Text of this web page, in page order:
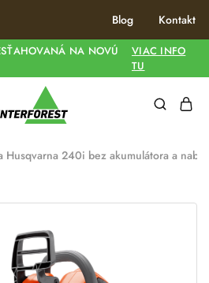
Blog Kontakt
NA NOVÚ
VIAC INFO
TU
Husqvarna 240i bez akumulátora a